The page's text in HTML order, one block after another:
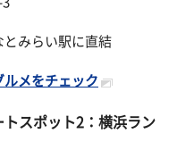
みらい駅に直結
メをチェック
スポット2：横浜ラン